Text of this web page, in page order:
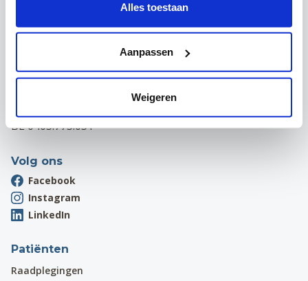
Alles toestaan
Aanpassen
Weigeren
BE 0405.775.051
Campus Wezembeek-Oppem
Hardstraat 12
1970 Wezembeek-Oppem
BE 0405.775.051
Volg ons
Facebook
Instagram
LinkedIn
Patiënten
Raadplegingen